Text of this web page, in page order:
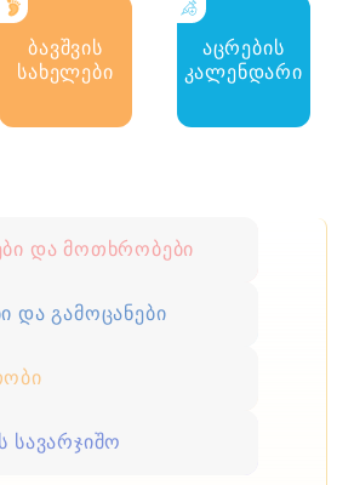
ბავშვის
სახელები
აცრების
კალენდარი
და მოთხრობები
და გამოცანები
სავარჯიშო